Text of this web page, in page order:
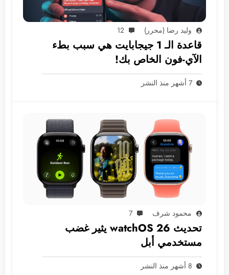
وليد رضا (محرر) 12
قاعدة الـ 1 جيجابايت هي سبب بطء
الآي-فون الخاص بك!
7 أشهر منذ النشر
محمود شرف 7
تحديث watchOS 26 يثير غضب
مستخدمي أبل
8 أشهر منذ النشر